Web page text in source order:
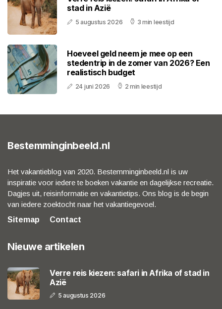
stad in Azië
5 augustus 2026 3 min leestijd
Hoeveel geld neem je mee op een
stedentrip in de zomer van 2026? Een
realistisch budget
24 juni 2026 2 min leestijd
Bestemminginbeeld.nl
Het vakantieblog van 2020. Bestemminginbeeld.nl is uw
inspiratie voor iedere te boeken vakantie en dagelijkse recreatie.
Dagjes uit, reisinformatie en vakantietips. Ons blog is de begin
van iedere zoektocht naar het vakantiegevoel.
Sitemap
Contact
Nieuwe artikelen
Verre reis kiezen: safari in Afrika of stad in
Azië
5 augustus 2026